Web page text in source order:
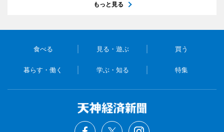
もっと見る
食べる 見る・遊ぶ 買う
暮らす・働く 学ぶ・知る 特集